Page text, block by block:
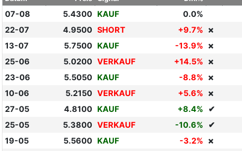
07-08 5.4300 KAUF 0.0%
22-07
4.9500 SHORT +9.7% ❌
13-07
5.7500 KAUF -13.9% ❌
25-06
5.0200 VERKAUF +14.5% ❌
23-06
5.5050 KAUF -8.8% ❌
10-06
5.2150 VERKAUF +5.6% ❌
27-05
4.8100 KAUF +8.4% ✔
25-05
5.3800 VERKAUF -10.6% ✔
19-05
5.5600 KAUF -3.2% ❌